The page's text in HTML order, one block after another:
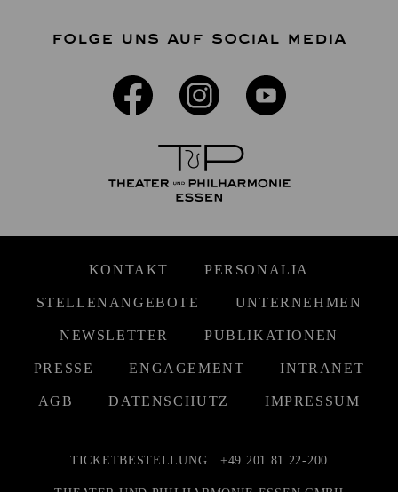
FOLGE UNS AUF SOCIAL MEDIA
KONTAKT PERSONALIA
STELLENANGEBOTE UNTERNEHMEN
NEWSLETTER PUBLIKATIONEN
PRESSE ENGAGEMENT INTRANET
AGB DATENSCHUTZ IMPRESSUM
TICKETBESTELLUNG +49 201 81 22-200